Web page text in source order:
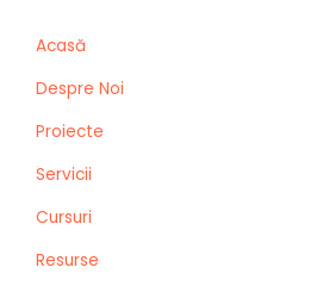
Acasă
Despre Noi
Proiecte
Servicii
Cursuri
Resurse